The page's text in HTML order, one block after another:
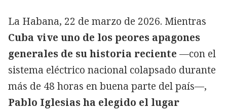
La Habana, 22 de marzo de 2026. Mientras
Cuba vive uno de los peores apagones
generales de su historia reciente —con el
sistema eléctrico nacional colapsado durante
más de 48 horas en buena parte del país—,
Pablo Iglesias ha elegido el lugar